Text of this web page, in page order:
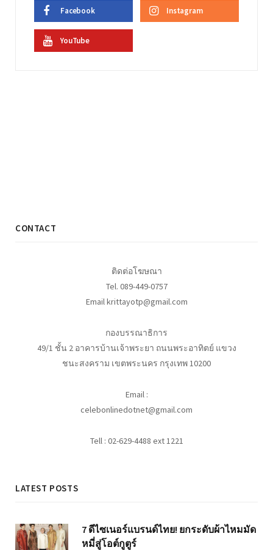
Facebook Instagram
YouTube
CONTACT
ติดต่อโฆษณา
Tel. 089-449-0757
Email krittayotp@gmail.com
กองบรรณาธิการ
49/1 ชั้น 2 อาคารบ้านเจ้าพระยา ถนนพระอาทิตย์ แขวง
ชนะสงคราม เขตพระนคร กรุงเทพ 10200
Email :
celebonlinedotnet@gmail.com
Tell : 02-629-4488 ext 1221
LATEST POSTS
7 ดีไซเนอร์แบรนด์ไทย! ยกระดับผ้าไหมมัด
หมี่สู่โอต์กูตูร์